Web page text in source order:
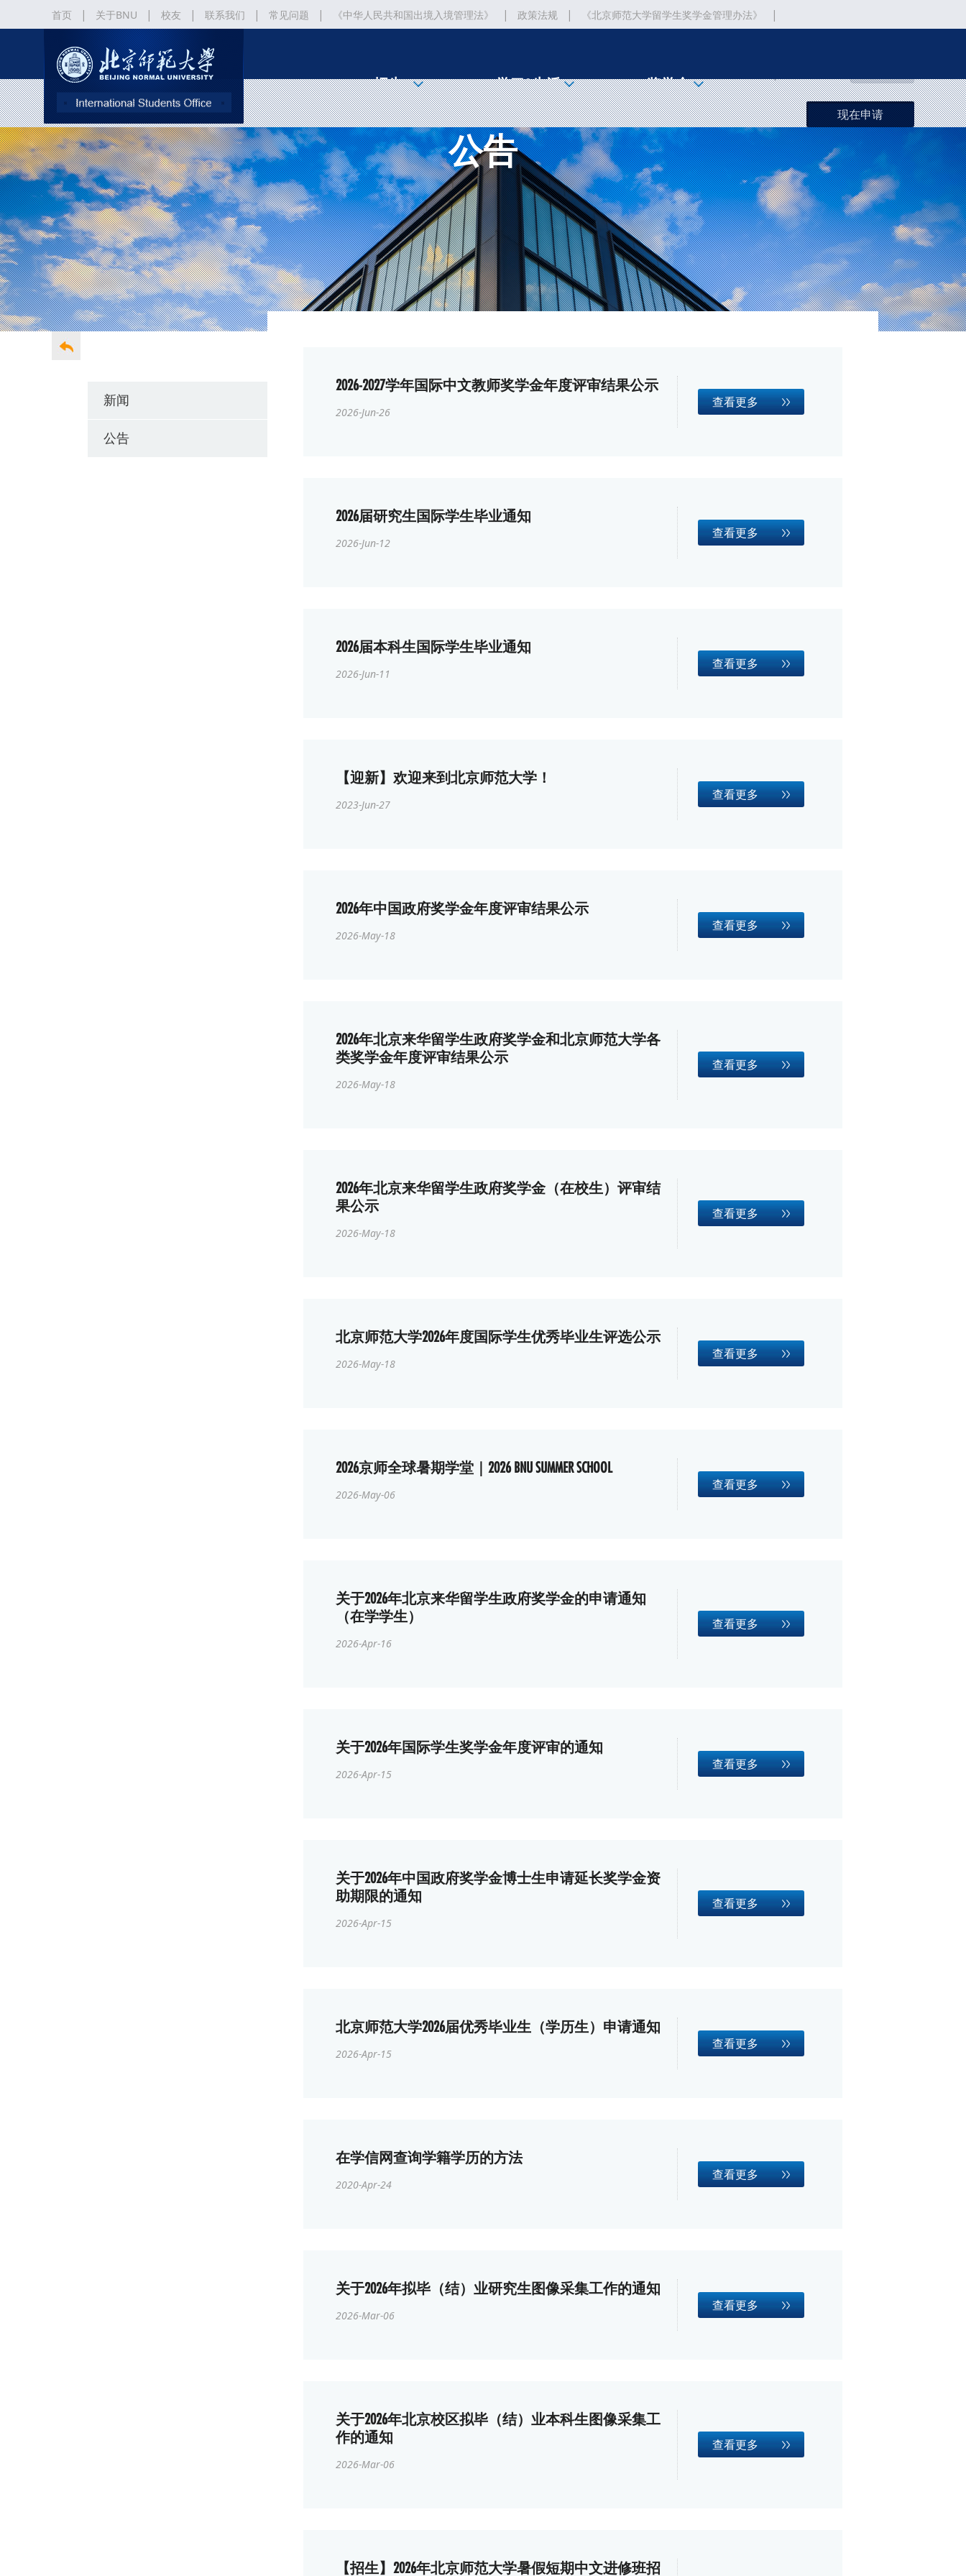
首页 | 关于BNU | 校友 | 联系我们 | 常见问题 | 《中华人民共和国出境入境管理法》 | 政策法规 | 《北京师范大学留学生奖学金管理办法》 |
《北京师范大学“北京来华留学生政府奖学金” 申请及管理办法》
招生 学习&生活 奖学金
现在申请
公告
新闻
公告
2026-2027学年国际中文教师奖学金年度评审结果公示
2026-Jun-26
查看更多
2026届研究生国际学生毕业通知
2026-Jun-12
查看更多
2026届本科生国际学生毕业通知
2026-Jun-11
查看更多
【迎新】欢迎来到北京师范大学！
2023-Jun-27
查看更多
2026年中国政府奖学金年度评审结果公示
2026-May-18
查看更多
2026年北京来华留学生政府奖学金和北京师范大学各
类奖学金年度评审结果公示
2026-May-18
查看更多
2026年北京来华留学生政府奖学金（在校生）评审结
果公示
2026-May-18
查看更多
北京师范大学2026年度国际学生优秀毕业生评选公示
2026-May-18
查看更多
2026京师全球暑期学堂｜2026 BNU SUMMER SCHOOL
2026-May-06
查看更多
关于2026年北京来华留学生政府奖学金的申请通知
（在学学生）
2026-Apr-16
查看更多
关于2026年国际学生奖学金年度评审的通知
2026-Apr-15
查看更多
关于2026年中国政府奖学金博士生申请延长奖学金资
助期限的通知
2026-Apr-15
查看更多
北京师范大学2026届优秀毕业生（学历生）申请通知
2026-Apr-15
查看更多
在学信网查询学籍学历的方法
2020-Apr-24
查看更多
关于2026年拟毕（结）业研究生图像采集工作的通知
2026-Mar-06
查看更多
关于2026年北京校区拟毕（结）业本科生图像采集工
作的通知
2026-Mar-06
查看更多
【招生】2026年北京师范大学暑假短期中文进修班招